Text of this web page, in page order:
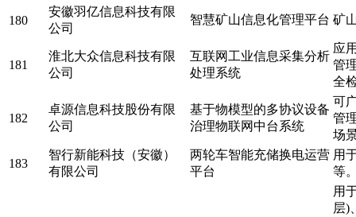
180
安徽羽亿信息科技有限
公司
智慧矿山信息化管理平台 矿
181
淮北大众信息科技有限
公司
互联网工业信息采集分析
处理系统
应
管
全
182
卓源信息科技股份有限
公司
基于物模型的多协议设备
治理物联网中台系统
可
管
场
183
智行新能科技（安徽）
有限公司
两轮车智能充储换电运营
平台
用
等
用
层)